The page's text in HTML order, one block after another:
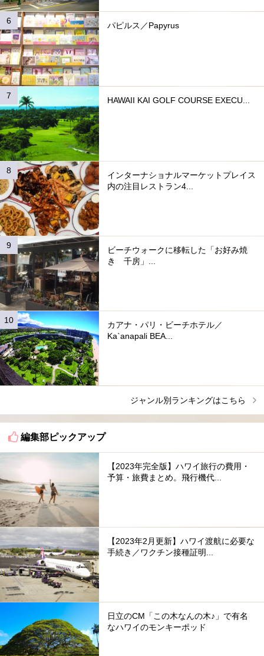
パピルス／Papyrus
HAWAII KAI GOLF COURSE EXECU...
インターナショナルマーケットプレイス
内の注目レストラン4...
ビーチウォークに移転した「お好み焼
き 千房」...
カアナ・パリ・ビーチホテル／
Ka`anapali BEA...
ジャンル別ランキングはこちら
編集部ピックアップ
【2023年完全版】ハワイ旅行の費用・
予算・旅費まとめ。飛行機代...
【2023年2月更新】ハワイ渡航に必要な
手続き／ワクチン接種証明...
日立のCM「この木なんの木♪」で有名
なハワイのモンキーポッド